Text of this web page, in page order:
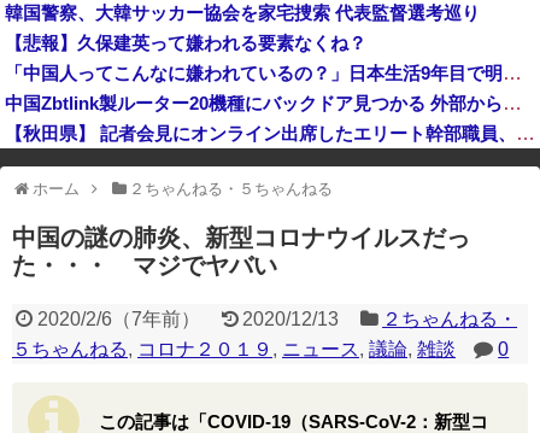
韓国警察、大韓サッカー協会を家宅捜索 代表監督選考巡り
【悲報】久保建英って嫌われる要素なくね？
「中国人ってこんなに嫌われているの？」日本生活9年目で明かす本心！
中国Zbtlink製ルーター20機種にバックドア見つかる 外部から完全制御のおそれ
【秋田県】 記者会見にオンライン出席したエリート幹部職員、バスローブ姿でタバコを吸いながら説明 県が聞き取りへ
※アドブロック等の広告非表示プラグインやアドオンを利用している場合、
一部のコンテンツが表示されなくなったり、サイト全体のレイアウトが崩れ
たりする場合があります。
ホーム ２ちゃんねる・５ちゃんねる
中国の謎の肺炎、新型コロナウイルスだっ
た・・・ マジでヤバい
2020/2/6（7年前） 2020/12/13
２ちゃんねる・
５ちゃんねる, コロナ２０１９ , ニュース, 議論, 雑談 0
この記事は「COVID-19（SARS-CoV-2：新型コ